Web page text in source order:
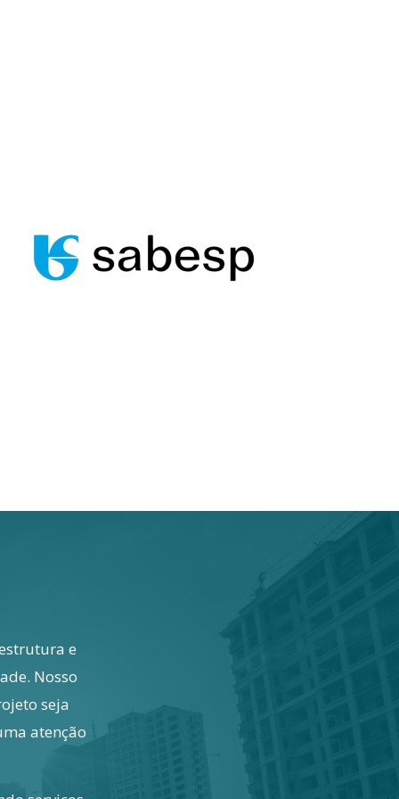
e
Nosso
seja
atenção